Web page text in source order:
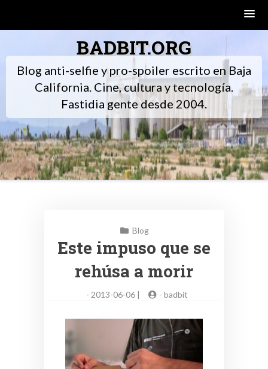
BADBIT.ORG
Blog anti-selfie y pro-spoiler escrito en Baja
California. Cine, cultura y tecnología.
Fastidia gente desde 2004.
Blog
Este impuso que se
rehúsa a morir
- 2013-06-06 | - badbit